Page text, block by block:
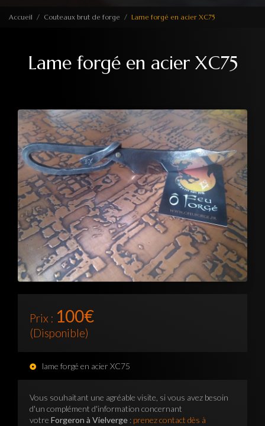
Accueil Couteaux brut de forge Lame forgé en acier XC75
Lame forgé en acier XC75
Prix : 100€
(Disponible)
lame forgé en acier XC75
Vous souhaitant une agréable visite, si vous avez besoin
d'un complément d'information concernant
votre Forgeron à Vielverge : prenez contact dès à